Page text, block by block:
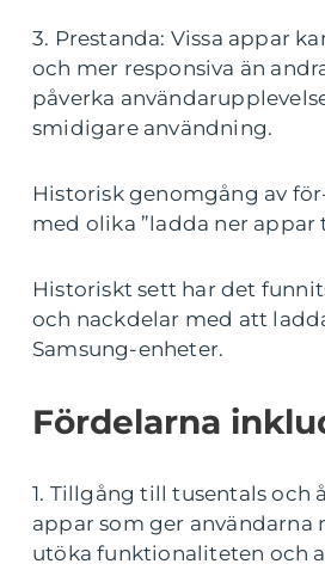
3. Prestanda: Vissa appar
och mer responsiva än
påverka
smidigare användning.
Historisk genomgång av
med olika ”ladda ner appar
Historiskt sett har det
och nackdelar med att
Samsung-enheter.
Fördelarna
1. Tillgång till tusentals och
appar som ger
utöka funktionaliteten och